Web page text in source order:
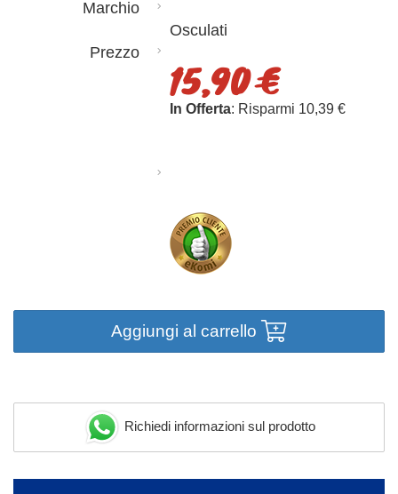
Marchio
Osculati
Prezzo
15,90 €
In Offerta: Risparmi 10,39 €
Aggiungi al carrello
Richiedi informazioni sul prodotto